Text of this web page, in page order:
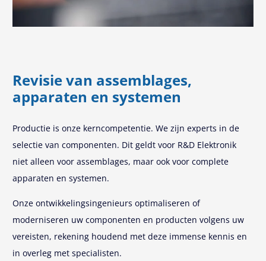
Revisie van assemblages,
apparaten en systemen
Productie is onze kerncompetentie. We zijn experts in de
selectie van componenten. Dit geldt voor R&D Elektronik
niet alleen voor assemblages, maar ook voor complete
apparaten en systemen.
Onze ontwikkelingsingenieurs optimaliseren of
moderniseren uw componenten en producten volgens uw
vereisten, rekening houdend met deze immense kennis en
in overleg met specialisten.